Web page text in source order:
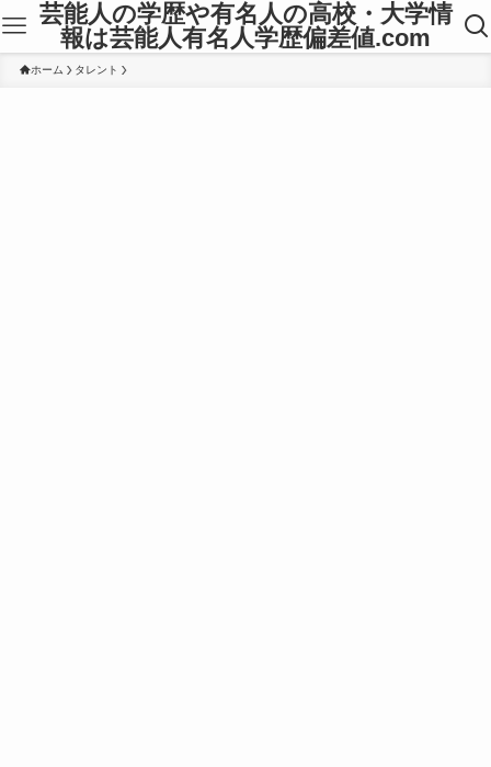
芸能人の学歴や有名人の高校・大学情
報は芸能人有名人学歴偏差値.com
ホーム タレント